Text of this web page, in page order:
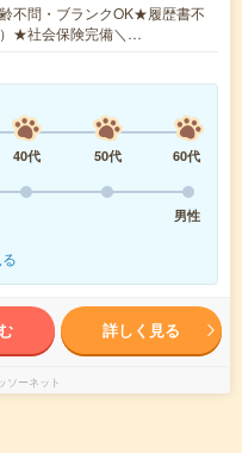
不問・ブランクOK★履歴書不
★社会保険完備＼…
40代 50代
60代
男性
詳しく見る
ソーネット